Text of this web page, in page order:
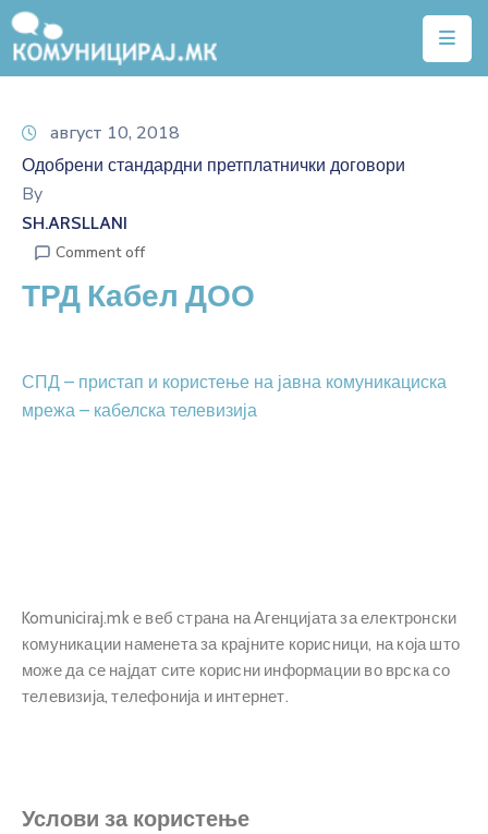
Тарифи
Квалитет
на
услуги
Алатки
Договори
август 10, 2018
Одобрени стандардни претплатнички договори
By
SH.ARSLLANI
Comment off
ТРД Кабел ДОО
СПД – пристап и користење на јавна комуникациска
мрежа – кабелска телевизија
Komuniciraj.mk е веб страна на Агенцијата за електронски
комуникации наменета за крајните корисници, на која што
може да се најдат сите корисни информации во врска со
телевизија, телефонија и интернет.
Услови за користење